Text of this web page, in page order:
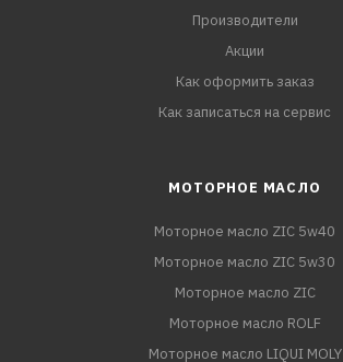
Производители
Акции
Как оформить заказ
Как записаться на сервис
МОТОРНОЕ МАСЛО
Моторное масло ZIC 5w40
Моторное масло ZIC 5w30
Моторное масло ZIC
Моторное масло ROLF
Моторное масло LIQUI MOLY